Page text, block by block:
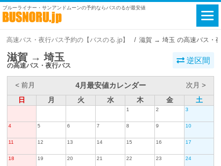
ブルーライナー・サンアンドムーンの予約ならバスのるが最安値
高速バス・夜行バス予約の【バスのる.jp】 滋賀 → 埼玉 の高速バス・
滋賀 → 埼玉
の高速バス・夜行バス
逆区間
< 前月 4月最安値カレンダー
次月 >
日
月 火 水 木 金 土
1 2 3
4 5 6 7 8 9 10
11 12 13 14 15 16 17
18 19 20 21 22 23 24